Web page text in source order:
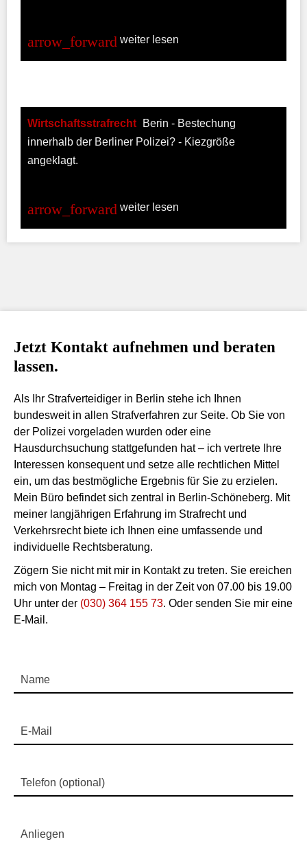
weiter lesen
Wirtschaftsstrafrecht
Berin - Bestechung
innerhalb der Berliner Polizei? - Kiezgröße
angeklagt.
weiter lesen
Jetzt Kontakt aufnehmen und beraten
lassen.
Als Ihr Strafverteidiger in Berlin stehe ich Ihnen
bundesweit in allen Strafverfahren zur Seite. Ob Sie von
der Polizei vorgeladen wurden oder eine
Hausdurchsuchung stattgefunden hat – ich vertrete Ihre
Interessen konsequent und setze alle rechtlichen Mittel
ein, um das bestmögliche Ergebnis für Sie zu erzielen.
Mein Büro befindet sich zentral in Berlin-Schöneberg. Mit
meiner langjährigen Erfahrung im Strafrecht und
Verkehrsrecht biete ich Ihnen eine umfassende und
individuelle Rechtsberatung.
Zögern Sie nicht mit mir in Kontakt zu treten. Sie ereichen
mich von Montag – Freitag in der Zeit von 07.00 bis 19.00
Uhr unter der (030) 364 155 73. Oder senden Sie mir eine
E-Mail.
Name
E-Mail
Telefon (optional)
Anliegen